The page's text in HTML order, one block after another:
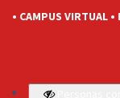
• CAMPUS VIRTUAL •